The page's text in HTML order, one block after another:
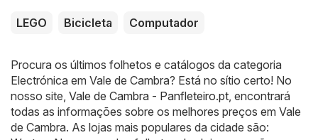
LEGO Bicicleta Computador
Procura os últimos folhetos e catálogos da categoria
Electrónica em Vale de Cambra? Está no sítio certo! No
nosso site, Vale de Cambra - Panfleteiro.pt, encontrará
todas as informações sobre os melhores preços em Vale
de Cambra. As lojas mais populares da cidade são: